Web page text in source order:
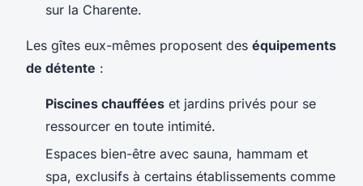
sur la Charente.
Les gîtes eux-mêmes proposent des équipements
de détente :
Piscines chauffées et jardins privés pour se
ressourcer en toute intimité.
Espaces bien-être avec sauna, hammam et
spa, exclusifs à certains établissements comme